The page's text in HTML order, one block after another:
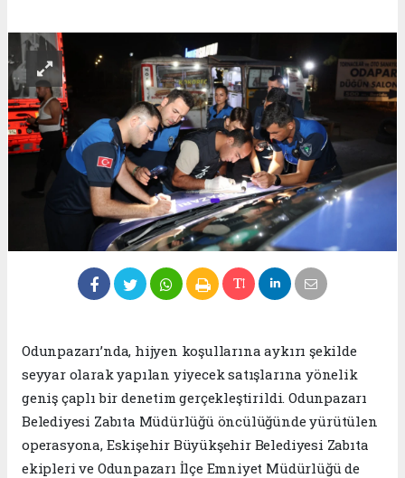
Odunpazarı’nda, hijyen koşullarına aykırı şekilde
seyyar olarak yapılan yiyecek satışlarına yönelik
geniş çaplı bir denetim gerçekleştirildi. Odunpazarı
Belediyesi Zabıta Müdürlüğü öncülüğünde yürütülen
operasyona, Eskişehir Büyükşehir Belediyesi Zabıta
ekipleri ve Odunpazarı İlçe Emniyet Müdürlüğü de